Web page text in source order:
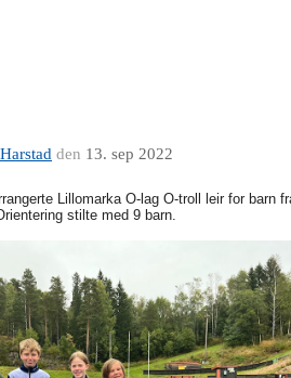
den 13. sep 2022
Lillomarka O-lag O-troll leir for barn
stilte med 9 barn.